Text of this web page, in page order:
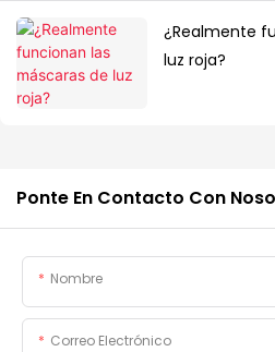
¿Realmente
luz roja?
Ponte En Contacto Con
Nombre
Correo Electrónico